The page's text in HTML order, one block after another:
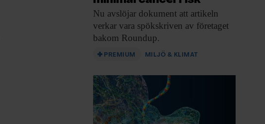
Nu avslöjar dokument att artikeln
verkar vara spökskriven av företaget
bakom Roundup.
PREMIUM MILJÖ & KLIMAT